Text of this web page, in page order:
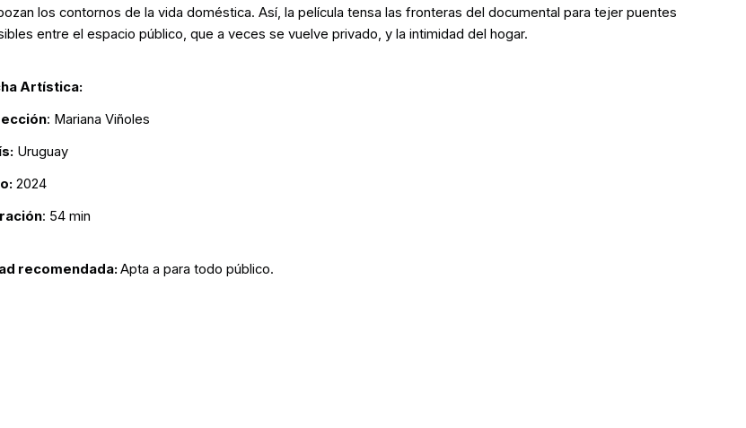
los contornos de la vida doméstica. Así, la película tensa las fronteras del documental para tejer puentes
entre el espacio público, que a veces se vuelve privado, y la intimidad del hogar.
Artística:
: Mariana Viñoles
Uruguay
2024
: 54 min
recomendada: Apta a para todo público.